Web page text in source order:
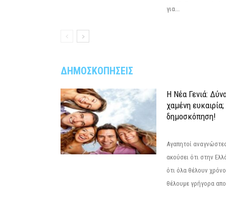
για...
ΔΗΜΟΣΚΟΠΗΣΕΙΣ
Η Νέα Γενιά:
χαμένη
δημοσκόπηση!
Αγαπητοί
ακούσει ότι στην
ότι όλα θέλουν
θέλουμε γρήγορα